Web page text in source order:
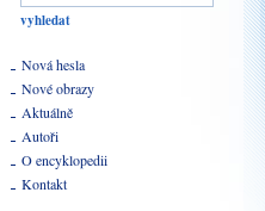
Nová hesla
Nové obrazy
Aktuálně
Autoři
O encyklopedii
Kontakt